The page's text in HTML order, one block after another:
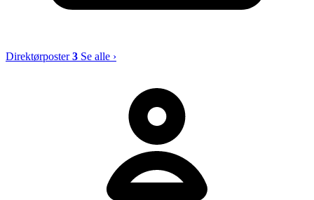
Direktørposter3 Se alle ›